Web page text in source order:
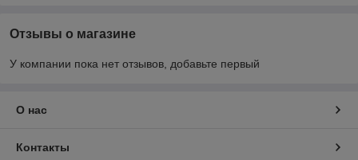
Отзывы о магазине
У компании пока нет отзывов, добавьте первый
О нас
Контакты